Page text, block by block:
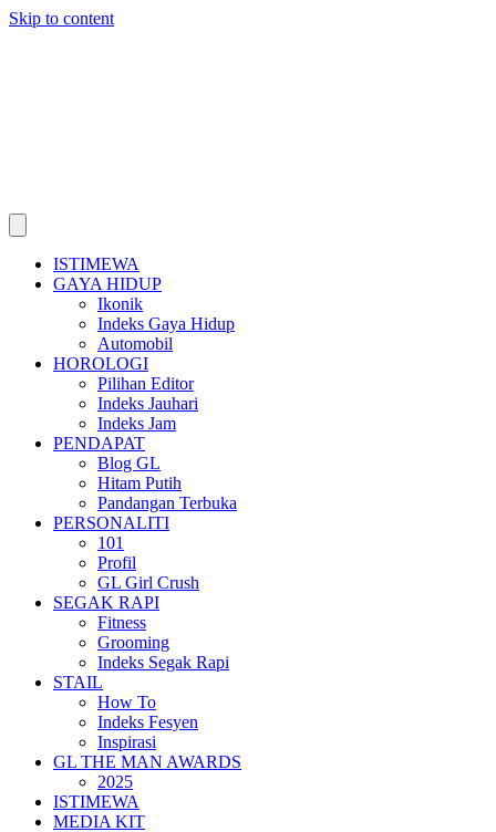
Skip to content
ISTIMEWA
GAYA HIDUP
Ikonik
Indeks Gaya Hidup
Automobil
HOROLOGI
Pilihan Editor
Indeks Jauhari
Indeks Jam
PENDAPAT
Blog GL
Hitam Putih
Pandangan Terbuka
PERSONALITI
101
Profil
GL Girl Crush
SEGAK RAPI
Fitness
Grooming
Indeks Segak Rapi
STAIL
How To
Indeks Fesyen
Inspirasi
GL THE MAN AWARDS
2025
ISTIMEWA
MEDIA KIT